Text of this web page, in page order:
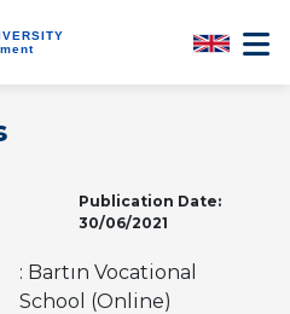
Publication Date:
30/06/2021
: Bartın Vocational
School (Online)